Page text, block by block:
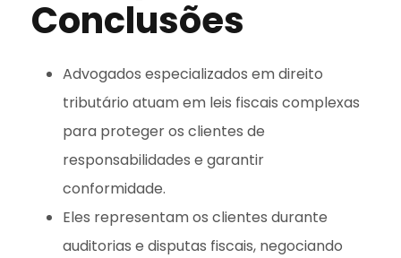
Conclusões
Advogados especializados em direito
tributário atuam em leis fiscais complexas
para proteger os clientes de
responsabilidades e garantir
conformidade.
Eles representam os clientes durante
auditorias e disputas fiscais, negociando